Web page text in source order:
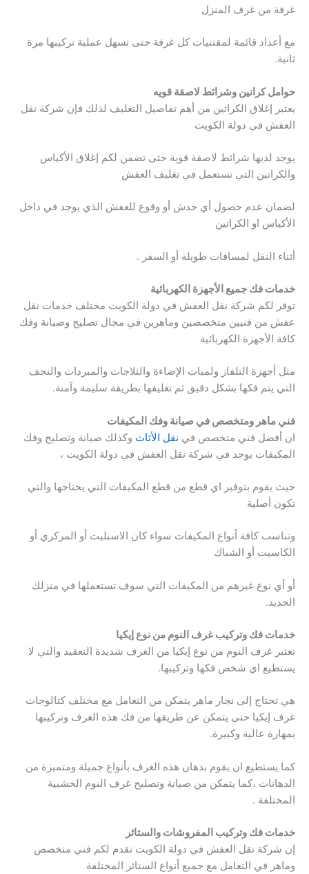
غرفة من غرف المنزل
مع أعداد قائمة لمقتنيات كل غرفة حتى تسهل عملية تركيبها مرة
ثانية.
حوامل كراتين وشرائط لاصقة قويه
يعتبر إغلاق الكراتين من أهم تفاصيل التغليف لذلك فإن شركة نقل
العفش في دولة الكويت
يوجد لديها شرائط لاصقة قوية حتى تضمن لكم إغلاق الأكياس
والكراتين التي تستعمل في تغليف العفش
لضمان عدم حصول أي خدش أو وقوع للعفش الذي يوجد في داخل
الأكياس او الكراتين
أثناء النقل لمسافات طويلة أو السفر .
خدمات فك جميع الأجهزة الكهربائية
توفر لكم شركة نقل العفش في دولة الكويت مختلف خدمات نقل
عفش من فنيين متخصصين وماهرين في مجال تصليح وصيانة وفك
كافة الأجهزة الكهربائية
مثل أجهزة التلفاز ولمبات الإضاءة والثلاجات والمبردات والنجف
التي يتم فكها بشكل دقيق ثم تغليفها بطريقة سليمة وآمنة.
فني ماهر ومتخصص في صيانة وفك المكيفات
ان أفضل فني متخصص في نقل الأثاث وكذلك صيانة وتصليح وفك
المكيفات يوجد في شركة نقل العفش في دولة الكويت ،
حيث يقوم بتوفير اي قطع من قطع المكيفات التي يحتاجها والتي
تكون أصلية
وتناسب كافة أنواع المكيفات سواء كان الاسبليت أو المركزي أو
الكاسيت أو الشباك
أو أي نوع غيرهم من المكيفات التي سوف تستعملها في منزلك
الجديد.
خدمات فك وتركيب غرف النوم من نوع إيكيا
تعتبر غرف النوم من نوع إيكيا من الغرف شديدة التعقيد والتي لا
يستطيع اي شخص فكها وتركيبها.
هي تحتاج إلى نجار ماهر يتمكن من التعامل مع مختلف كتالوجات
غرف إيكيا حتى يتمكن عن طريقها من فك هذه الغرف وتركيبها
بمهارة عالية وكبيرة.
كما يستطيع ان يقوم بدهان هذه الغرف بأنواع جميلة ومتميزة من
الدهانات ،كما يتمكن من صيانة وتصليح غرف النوم الخشبية
المختلفة .
خدمات فك وتركيب المفروشات والستائر
إن شركة نقل العفش في دولة الكويت تقدم لكم فني متخصص
وماهر في التعامل مع جميع أنواع الستائر المختلفة